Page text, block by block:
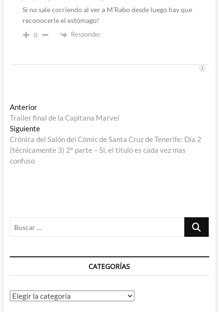
Si no sale corriendo al ver a M’Rabo desde luego hay que
reconocerle el estómago!
0 Responder
Navegación
de
entradas
AnteriorEntrada
anterior:
Trailer final de la Capitana Marvel
SiguienteEntrada
siguiente:
Crónica del Salón del Cómic de Santa Cruz de Tenerife: Día 2
(técnicamente 3) 2º parte – Si, el titulo es cada vez mas
confuso
Buscar
CATEGORÍAS
Categorías